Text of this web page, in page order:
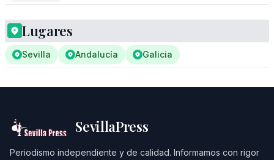
Lugares
Sevilla Andalucía Galicia
SevillaPress
Periodismo independiente y de calidad. Informamos con rigor